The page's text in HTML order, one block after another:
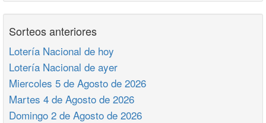
Sorteos anteriores
Lotería Nacional de hoy
Lotería Nacional de ayer
Miercoles 5 de Agosto de 2026
Martes 4 de Agosto de 2026
Domingo 2 de Agosto de 2026